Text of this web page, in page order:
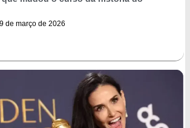
de março de 2026